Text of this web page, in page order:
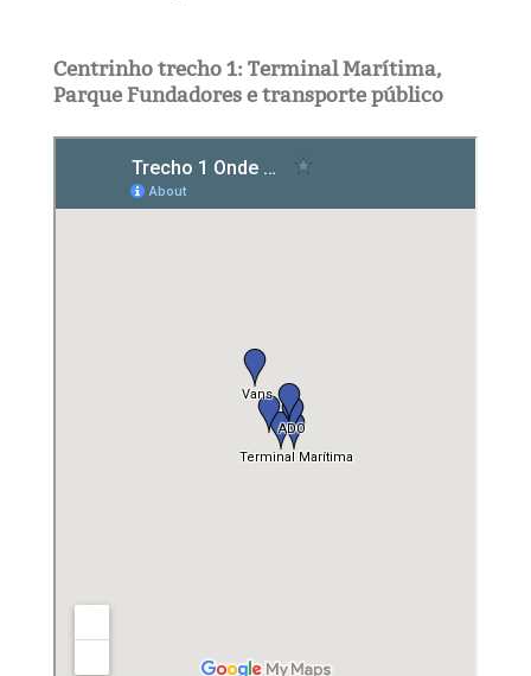
Centrinho trecho 1: Terminal Marítima,
Parque Fundadores e transporte público